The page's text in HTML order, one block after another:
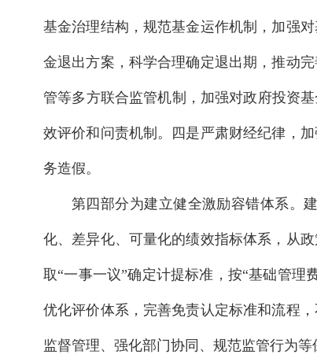
基金治理结构，规范基金运作机制，加强
金退出方案，科学合理确定退出期，推动
管等多方联合监管机制，加强对政府投资
效评价和问责机制。四是严肃财经纪律，
务造假。
第四部分为建立健全激励容错体系。
化、差异化、可量化的绩效指标体系，从
取“一事一议”确定计提标准，按“基础管理
优化评价体系，完善免责认定标准和流程
监督管理、强化部门协同、规范监管行为等